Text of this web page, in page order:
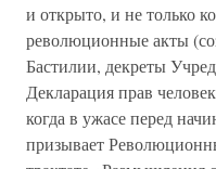
и открыто, и не только
революционные акты
Бастилии, декреты
Декларация прав
когда в ужасе перед
призывает